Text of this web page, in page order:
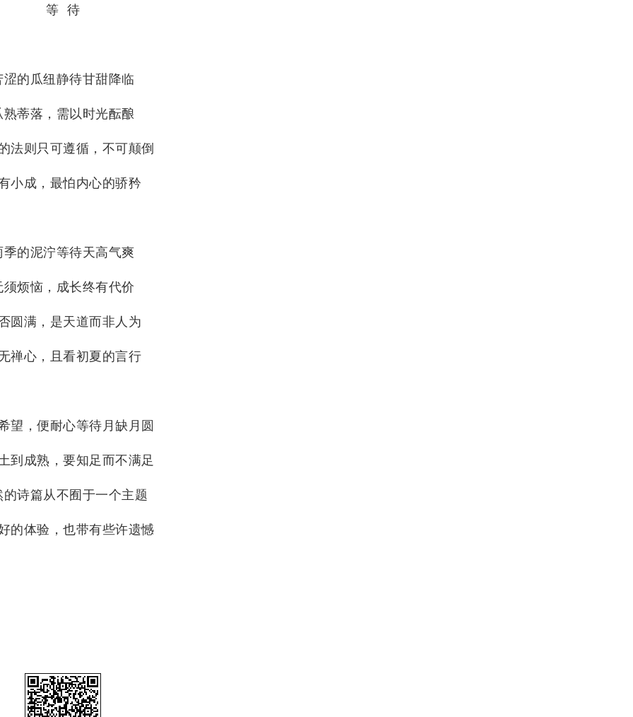
等 待
涩的瓜纽静待甘甜降临
熟蒂落，需以时光酝酿
法则只可遵循，不可颠倒
小成，最怕内心的骄矜
季的泥泞等待天高气爽
须烦恼，成长终有代价
圆满，是天道而非人为
禅心，且看初夏的言行
望，便耐心等待月缺月圆
到成熟，要知足而不满足
的诗篇从不囿于一个主题
的体验，也带有些许遗憾